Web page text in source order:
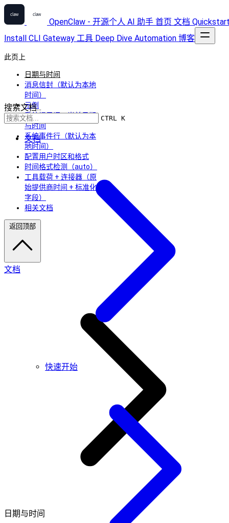
OpenClaw - 开源个人 AI 助手 首页 文档
Install CLI Gateway 工具 Deep Dive Automation 博客
搜索文档...
CTRL K
文档
快速开始
此页上
日期与时间
消息信封（默认为本地
时间）
示例
系统提示词：当前日期
与时间
系统事件行（默认为本
地时间）
配置用户时区和格式
时间格式检测（auto）
工具载荷 + 连接器（原
始提供商时间 + 标准化
字段）
相关文档
返回顶部
文档
日期与时间